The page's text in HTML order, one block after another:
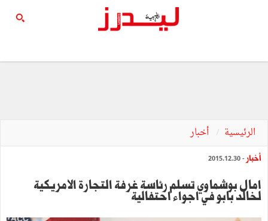
الرئيسية أخبار
أخبار - 2015.12.30
امال بوشماوي تسلم رئاسة غرفة التجارة الامريكية
لخالد بابو في اجواء احتفالية